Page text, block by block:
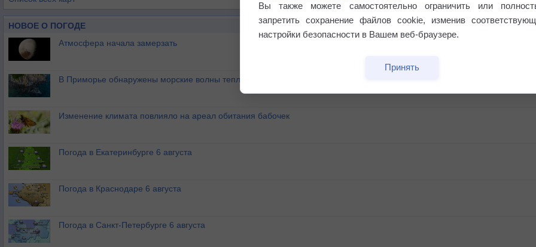
НОВОЕ О ПОГОДЕ
Атмосфера начала замерзать
В Приморье обнаружены морские волны тепла
Изменение климата повлияло на ареал обитания бабочек
Погода в Екатеринбурге 6 августа
Погода в Краснодаре 6 августа
Погода в Санкт-Петербурге 6 августа
Вы также можете самостоятельно ограничить или
запретить сохранение файлов cookie, изменив
настройки безопасности в Вашем веб-браузере.
Принять